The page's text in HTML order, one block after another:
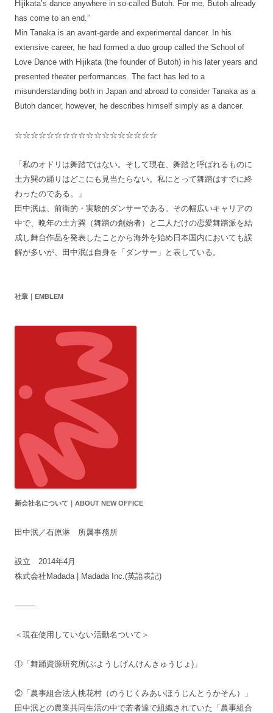
Hijikata’s dance anywhere in so-called Butoh. For me, Butoh already
has come to an end.”
Min Tanaka is an avant-garde and experimental dancer. In his
extensive career, he had formed a duo group called the School of
Love Dance with Hijikata (the founder of Butoh) in his later years and
presented theater performances. The fact has led to a
misunderstanding both in Japan and abroad to consider Tanaka as a
Butoh dancer, however, he describes himself simply as a dancer.
☆☆☆☆☆☆☆☆☆☆☆☆☆☆☆☆☆☆
「私のオドリは舞踏ではない。そして現在、舞踏と呼ばれるものに
土方巽の踊りはどこにも見当たらない。私にとって舞踏はすでに終
わったのである。」
田中泯は、前衛的・実験的ダンサーである。その幅広いキャリアの
中で、晩年の土方巽（舞踏の創始者）と二人だけの恋愛舞踏派を結
成し舞台作品を発表したことから海外を始め日本国内においても誤
解が多いが、田中泯は自身を「ダンサー」と表している。
社章｜EMBLEM
新会社名について｜ABOUT NEW OFFICE
田中泯／石原淋 所属事務所
設立 2014年4月
株式会社Madada | Madada Inc.(英語表記)
——–
＜現在使用していない活動名ついて＞
①「舞踊資源研究所(ぶようしげんけんきゅうじょ)」
②「農事組合法人桃花村（のうじくみあいほうじんとうかそん）」
田中泯との農業共同生活の中で若者達で組織されていた「農事組合